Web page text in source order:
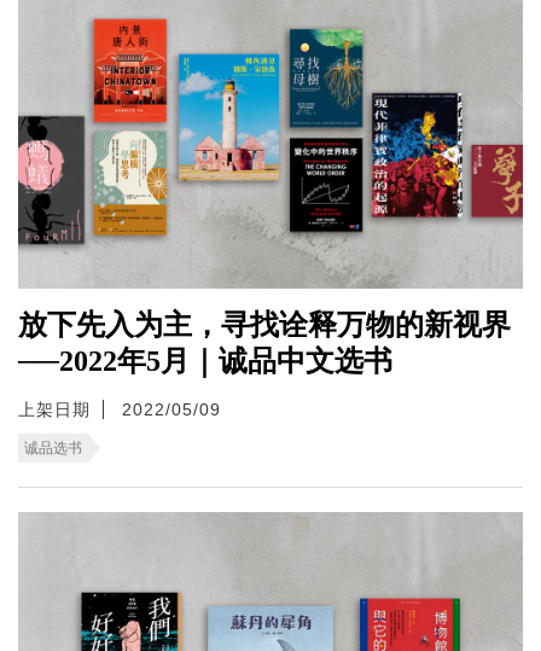
放下先入为主，寻找诠释万物的新视界
──2022年5月｜诚品中文选书
上架日期 2022/05/09
诚品选书